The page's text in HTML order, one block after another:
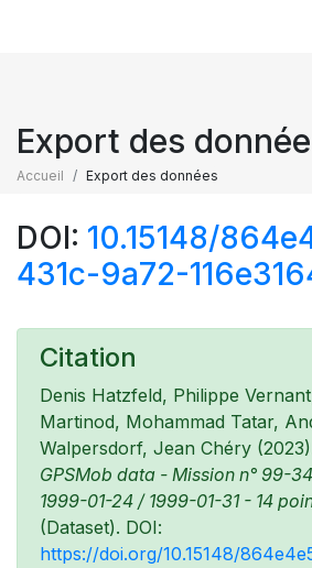
Export des
Accueil Export des données
DOI: 10.15148/
431c-9a72-
Citation
Denis Hatzfeld, Philippe
Martinod, Mohammad Tatar,
Walpersdorf, Jean Chéry
GPSMob data - Mission n° 99-
1999-01-24 / 1999-01-31 - 14
(Dataset). DOI:
https://doi.org/10.15148/